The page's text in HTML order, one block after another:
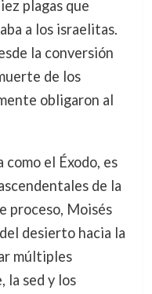
plagas que
a los israelitas.
la conversión
de los
obligaron al
como el Éxodo, es
de la
proceso, Moisés
desierto hacia la
múltiples
la sed y los